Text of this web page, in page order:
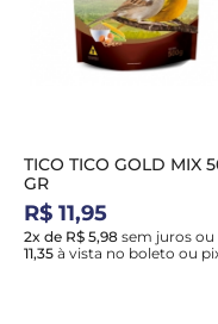
TICO TICO GOLD MIX
GR
R$ 11,95
2x de R$ 5,98 sem juros ou
11,35 à vista no boleto ou